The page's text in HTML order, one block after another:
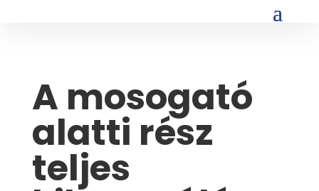
A mosogató
alatti rész
teljes